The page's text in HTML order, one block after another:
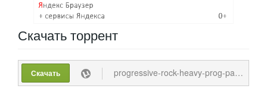
Скачатьторрент
Скачать progressive-rock-heavy-prog-paradigm-blue-transist-2021-mp3-320-kbps-.torrent